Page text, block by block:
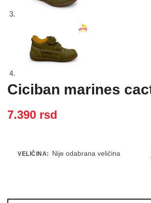
Ciciban marines
7.390 rsd
VELIČINA: Nije odabrana veličina